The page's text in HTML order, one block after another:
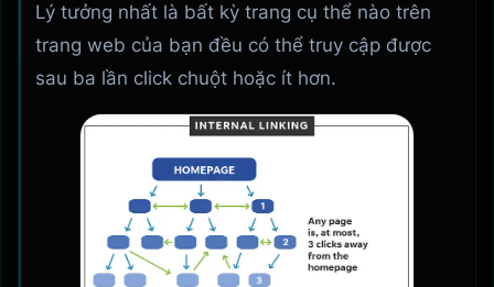
Lý tưởng nhất là bất kỳ trang cụ thể nào trên
trang web của bạn đều có thể truy cập được
sau ba lần click chuột hoặc ít hơn.